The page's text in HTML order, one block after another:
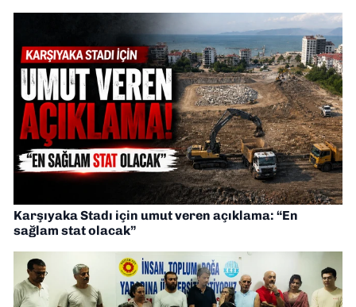
Karşıyaka Stadı için umut veren açıklama: “En
sağlam stat olacak”